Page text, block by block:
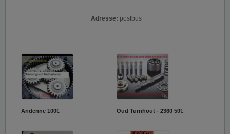
Adresse: postbus
Andenne 100€ Oud Turnhout - 2360 50€